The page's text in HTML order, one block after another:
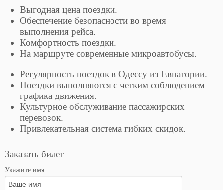
Выгодная цена поездки.
Обеспечение безопасности во время
выполнения рейса.
Комфортность поездки.
На маршруте современные микроавтобусы.
Регулярность поездок в Одессу из Евпатории.
Поездки выполняются с четким соблюдением
графика движения.
Культурное обслуживание пассажирских
перевозок.
Привлекательная система гибких скидок.
Заказать билет
Укажите имя